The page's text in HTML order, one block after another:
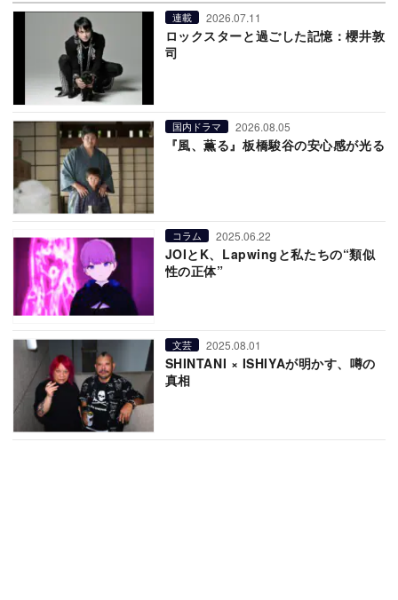
連載 2026.07.11
ロックスターと過ごした記憶：櫻井敦
司
国内ドラマ 2026.08.05
『風、薫る』板橋駿谷の安心感が光る
コラム 2025.06.22
JOIとK、Lapwingと私たちの“類似
性の正体”
文芸 2025.08.01
SHINTANI × ISHIYAが明かす、噂の
真相